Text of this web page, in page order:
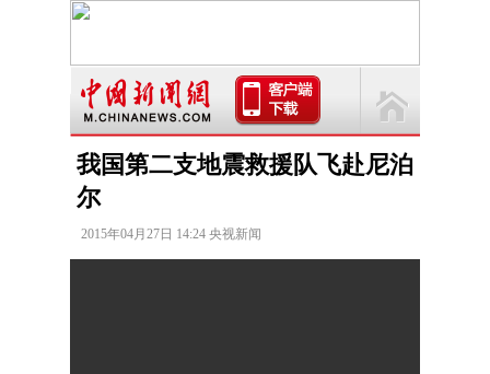
我国第二支地震救援队飞赴尼泊
尔
2015年04月27日 14:24 央视新闻